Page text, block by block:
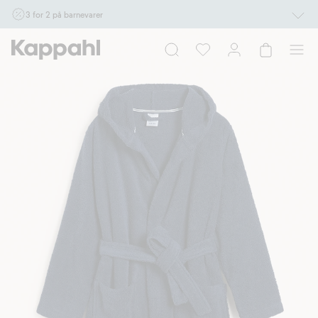
3 for 2 på barnevarer
17/8 i butikk & online for deg som er eller blir medlem. Kan ikke kombineres med
andre tilbud eller rabatter.
Handle nå